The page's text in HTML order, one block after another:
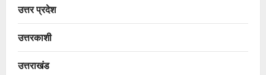
उत्तर प्रदेश
उत्तरकाशी
उत्तराखंड